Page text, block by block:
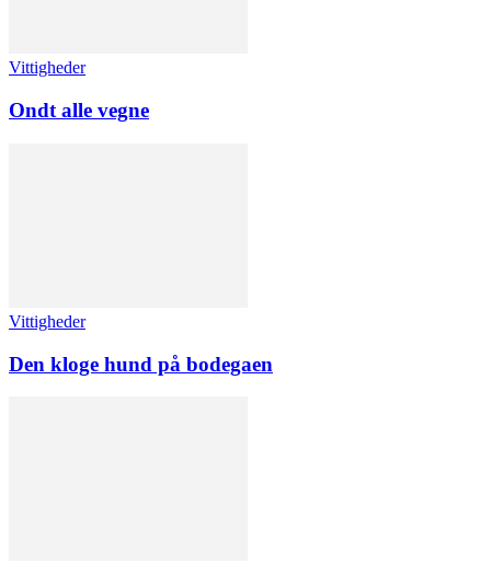
Vittigheder
Ondt alle vegne
Vittigheder
Den kloge hund på bodegaen